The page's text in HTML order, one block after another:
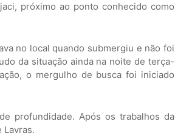
próximo ao ponto conhecido como
no local quando submergiu e não foi
da situação ainda na noite de terça-
o mergulho de busca foi iniciado
profundidade. Após os trabalhos da
Lavras.